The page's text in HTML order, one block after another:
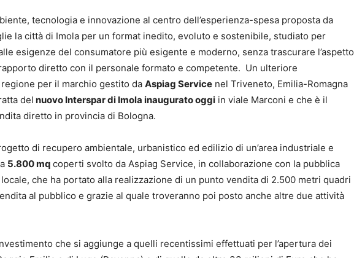
tecnologia e innovazione al centro dell’esperienza-spesa proposta da
la città di Imola per un format inedito, evoluto e sostenibile, studiato per
esigenze del consumatore più esigente e moderno, senza trascurare l’aspetto
diretto con il personale formato e competente. Un ulteriore
per il marchio gestito da Aspiag Service nel Triveneto, Emilia-Romagna
del nuovo Interspar di Imola inaugurato oggi in viale Marconi e che è il
diretto in provincia di Bologna.
di recupero ambientale, urbanistico ed edilizio di un’area industriale e
5.800 mq coperti svolto da Aspiag Service, in collaborazione con la pubblica
che ha portato alla realizzazione di un punto vendita di 2.500 metri quadri
al pubblico e grazie al quale troveranno poi posto anche altre due attività
che si aggiunge a quelli recentissimi effettuati per l’apertura dei